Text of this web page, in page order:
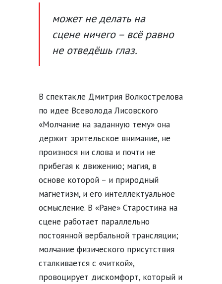
может не делать на
сцене ничего – всё равно
не отведёшь глаз.
В спектакле Дмитрия Волкострелова
по идее Всеволода Лисовского
«Молчание на заданную тему» она
держит зрительское внимание, не
произнося ни слова и почти не
прибегая к движению; магия, в
основе которой – и природный
магнетизм, и его интеллектуальное
осмысление. В «Ране» Старостина на
сцене работает параллельно
постоянной вербальной трансляции;
молчание физического присутствия
сталкивается с «читкой»,
провоцирует дискомфорт, который и